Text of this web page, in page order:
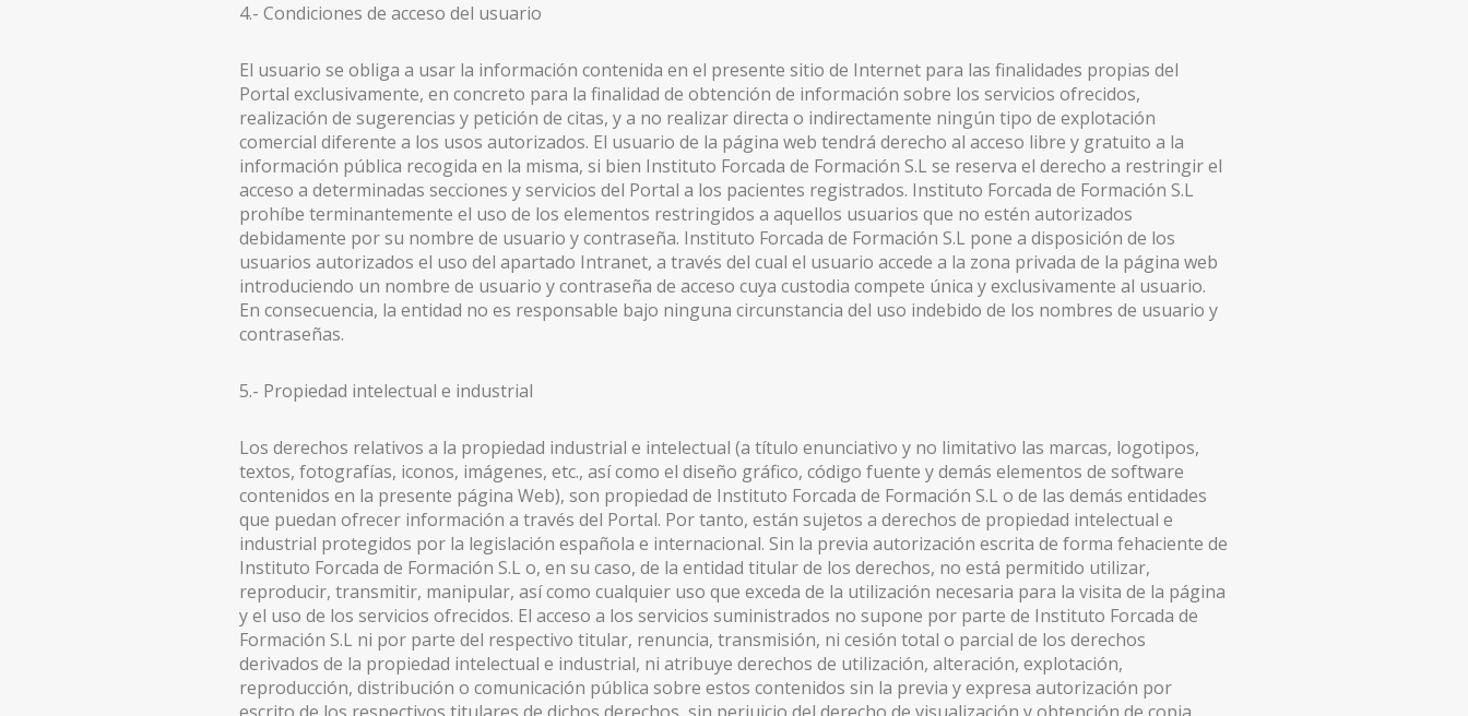
LIFTING DE BRAZOS
AUMENTO DE GLÚTEOS
LIFTING DE MUSLOS
CIRUGÍA POSTBARIÁTRICA
ABDOMINOPLASTIA ENDOSCÓPICA
CIRUGÍA ÍNTIMA
LABIOPLASTIA Y REJUVENECIMIENTO DE LABIOS MAYORES CON LÁSER.
REDUCCIÓN DE LABIOS MENORES
LIPOSUCCIÓN / LIFTING PUBIS
4.- Condiciones de acceso del usuario
El usuario se obliga a usar la información contenida en el presente sitio de Internet para las finalidades propias del
Portal exclusivamente, en concreto para la finalidad de obtención de información sobre los servicios ofrecidos,
realización de sugerencias y petición de citas, y a no realizar directa o indirectamente ningún tipo de explotación
comercial diferente a los usos autorizados. El usuario de la página web tendrá derecho al acceso libre y gratuito a la
información pública recogida en la misma, si bien Instituto Forcada de Formación S.L se reserva el derecho a restringir el
acceso a determinadas secciones y servicios del Portal a los pacientes registrados. Instituto Forcada de Formación S.L
prohíbe terminantemente el uso de los elementos restringidos a aquellos usuarios que no estén autorizados
debidamente por su nombre de usuario y contraseña. Instituto Forcada de Formación S.L pone a disposición de los
usuarios autorizados el uso del apartado Intranet, a través del cual el usuario accede a la zona privada de la página web
introduciendo un nombre de usuario y contraseña de acceso cuya custodia compete única y exclusivamente al usuario.
En consecuencia, la entidad no es responsable bajo ninguna circunstancia del uso indebido de los nombres de usuario y
contraseñas.
5.- Propiedad intelectual e industrial
Los derechos relativos a la propiedad industrial e intelectual (a título enunciativo y no limitativo las marcas, logotipos,
textos, fotografías, iconos, imágenes, etc., así como el diseño gráfico, código fuente y demás elementos de software
contenidos en la presente página Web), son propiedad de Instituto Forcada de Formación S.L o de las demás entidades
que puedan ofrecer información a través del Portal. Por tanto, están sujetos a derechos de propiedad intelectual e
industrial protegidos por la legislación española e internacional. Sin la previa autorización escrita de forma fehaciente de
Instituto Forcada de Formación S.L o, en su caso, de la entidad titular de los derechos, no está permitido utilizar,
reproducir, transmitir, manipular, así como cualquier uso que exceda de la utilización necesaria para la visita de la página
y el uso de los servicios ofrecidos. El acceso a los servicios suministrados no supone por parte de Instituto Forcada de
Formación S.L ni por parte del respectivo titular, renuncia, transmisión, ni cesión total o parcial de los derechos
derivados de la propiedad intelectual e industrial, ni atribuye derechos de utilización, alteración, explotación,
reproducción, distribución o comunicación pública sobre estos contenidos sin la previa y expresa autorización por